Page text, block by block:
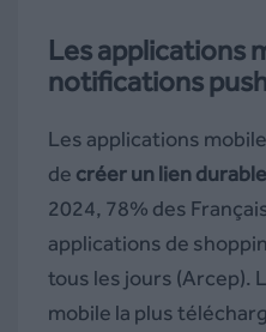
Les applications
notifications
Les applications
de créer un lien durable
2024, 78% des
applications de
tous les jours (Arcep).
mobile la plus